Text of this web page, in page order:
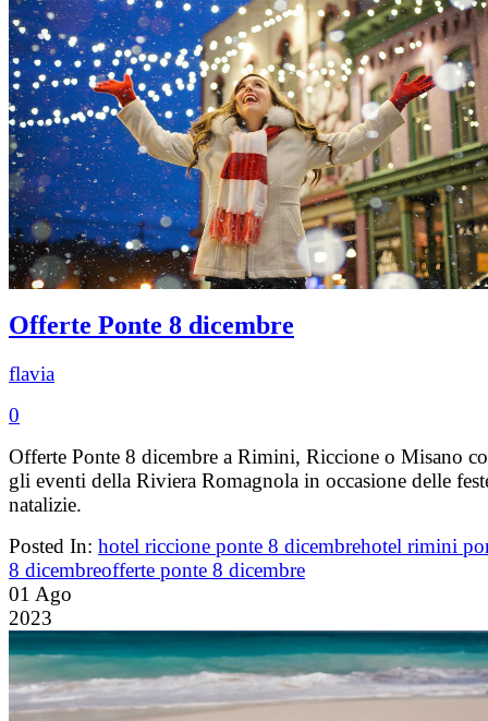
Offerte Ponte 8 dicembre
flavia
0
Offerte Ponte 8 dicembre a Rimini, Riccione o Misano
gli eventi della Riviera Romagnola in occasione delle
natalizie.
Posted In: hotel riccione ponte 8 dicembrehotel rimini
8 dicembreofferte ponte 8 dicembre
01 Ago
2023